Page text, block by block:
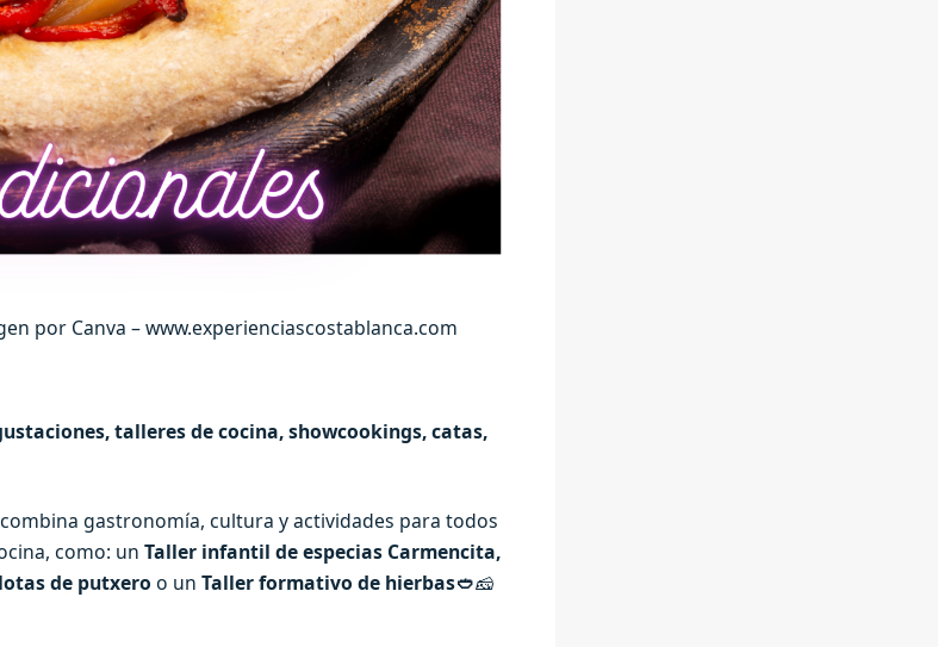
por Canva – www.experienciascostablanca.com
talleres de cocina, showcookings, catas,
combina gastronomía, cultura y actividades para todos
como: un Taller infantil de especias Carmencita,
de putxero o un Taller formativo de hierbas🥙🧀